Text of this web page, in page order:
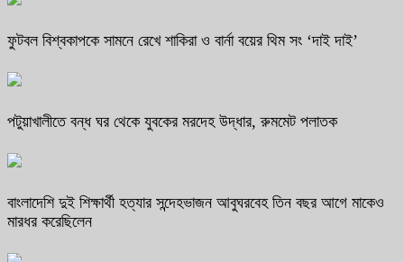
ফুটবল বিশ্বকাপকে সামনে রেখে শাকিরা ও বার্না বয়ের থিম সং ‘দাই দাই’
পটুয়াখালীতে বন্ধ ঘর থেকে যুবকের মরদেহ উদ্ধার, রুমমেট পলাতক
বাংলাদেশি দুই শিক্ষার্থী হত্যার সন্দেহভাজন আবুঘরবেহ তিন বছর আগে মাকেও
মারধর করেছিলেন